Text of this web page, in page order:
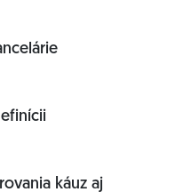
káuz aj